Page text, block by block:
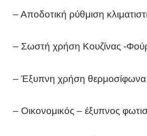
– Αποδοτική ρύθμιση
– Σωστή χρήση Κουζίνας -
– Έξυπνη χρήση θερμοσίφωνα
– Οικονομικός – έξυπνος